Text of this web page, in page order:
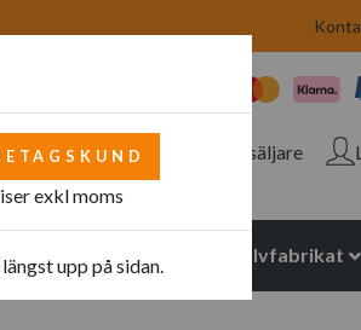
Återförsäljare
Polyuretan halvfabrikat
exkl moms
upp på sidan.